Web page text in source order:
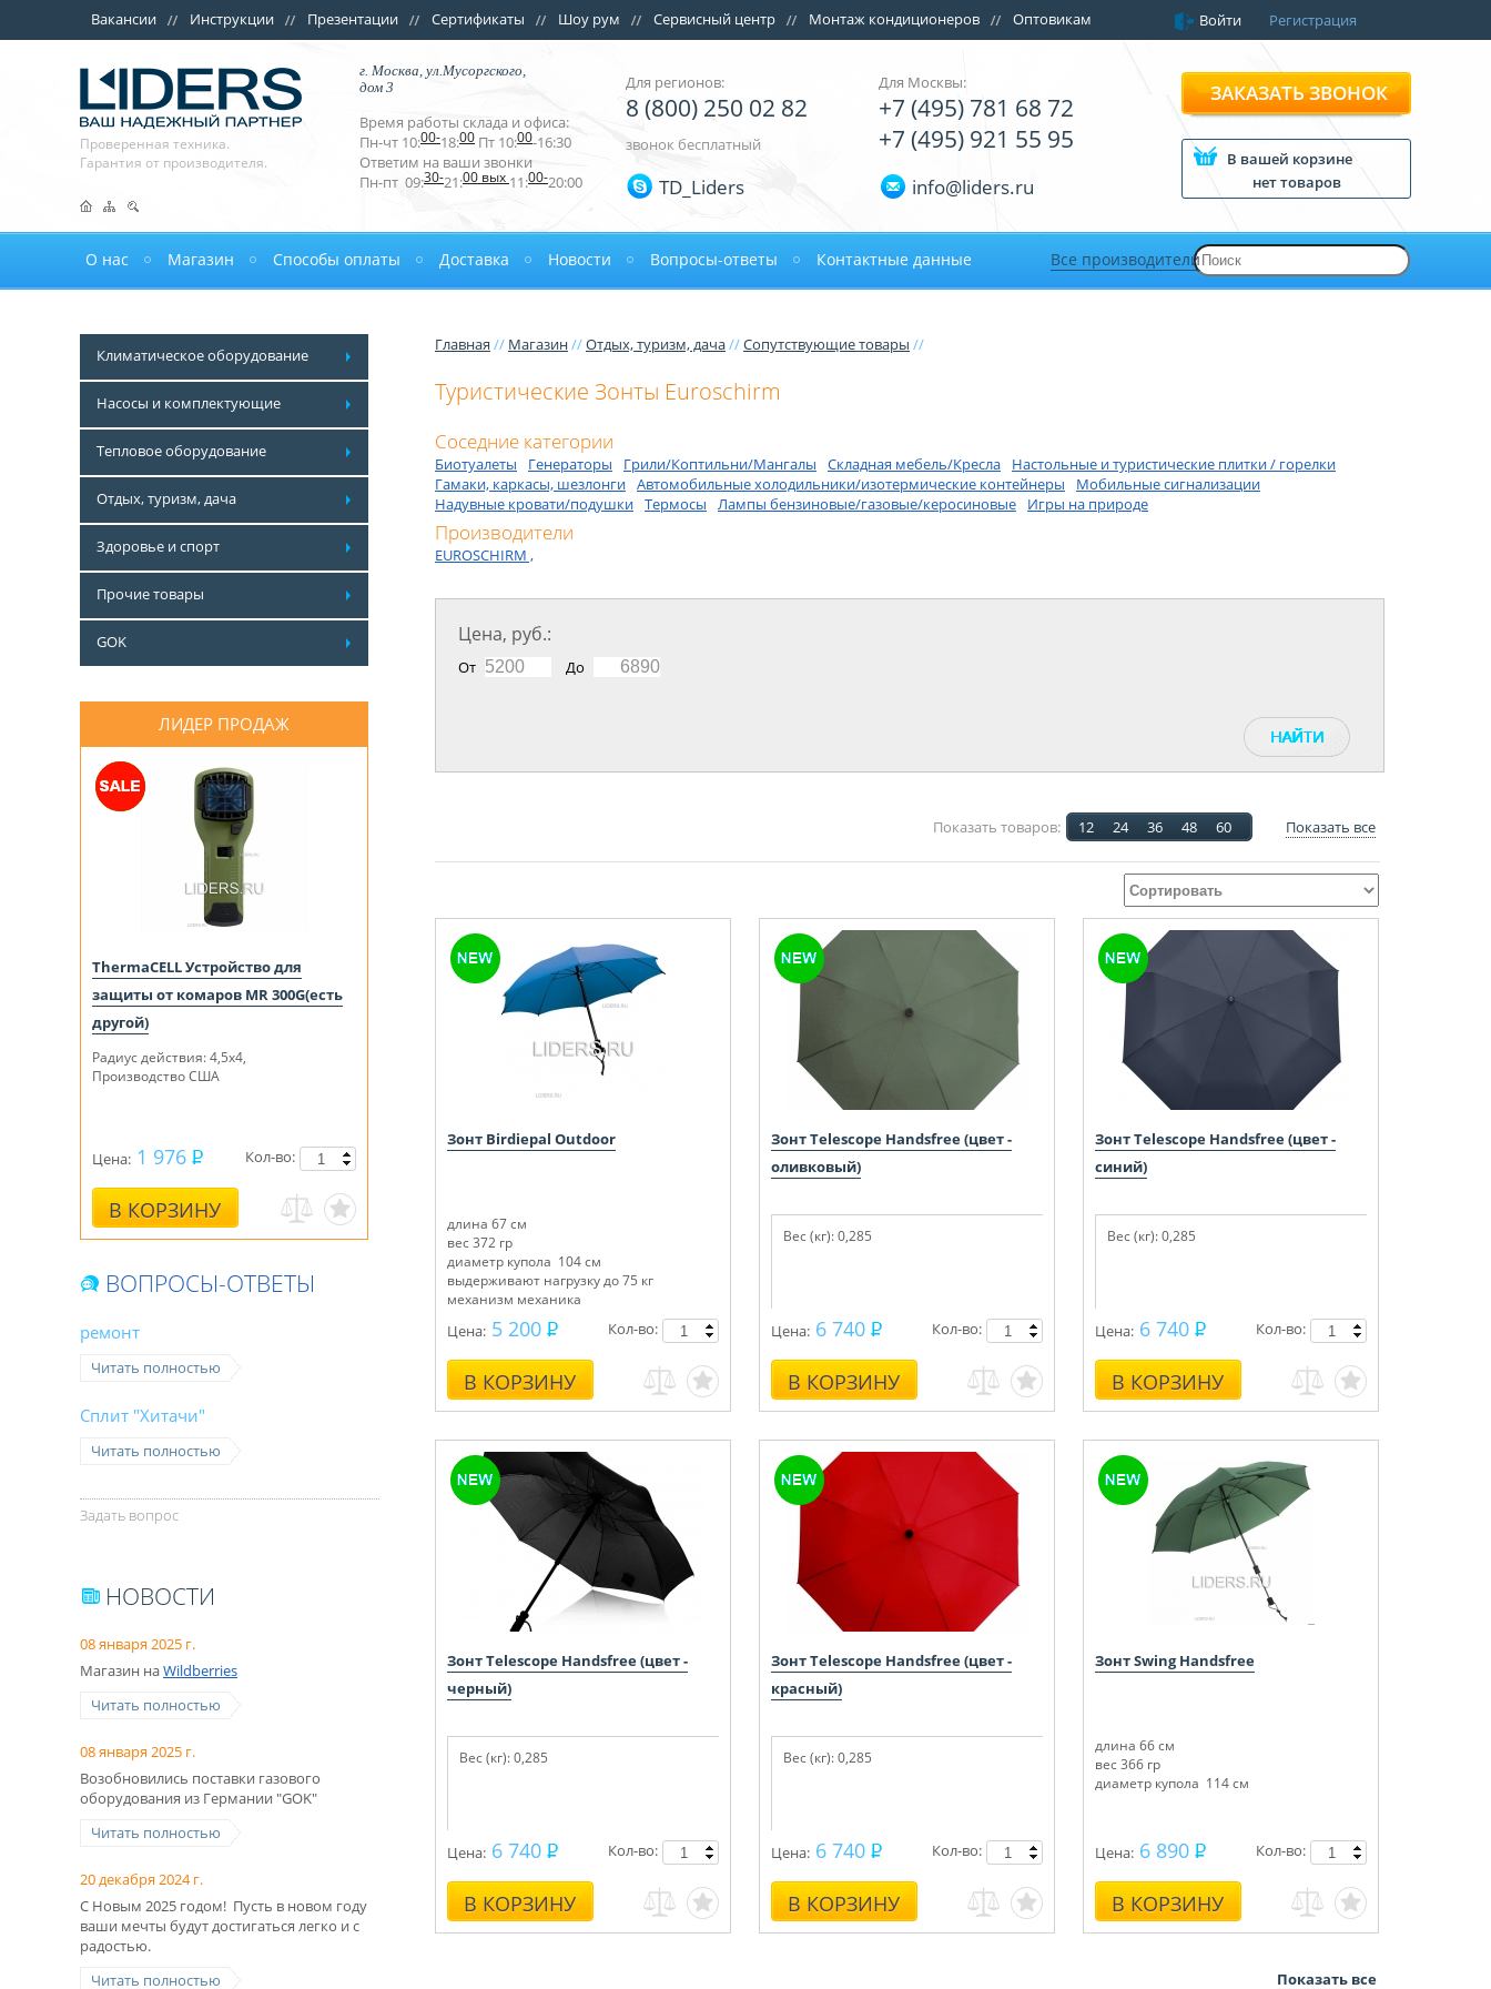
Вакансии Инструкции Презентации Сертификаты Шоу рум Сервисный центр Монтаж кондиционеров Оптовикам Войти Регистрация
Проверенная техника.
Гарантия от производителя.
г. Москва, ул.Мусоргского,
дом 3
Время работы склада и офиса:
Пн-чт 10:00-18:00 Пт 10:00-16:30
Ответим на ваши звонки
Пн-пт 09:30-21:00 вых 11:00-20:00
Для регионов:
8 (800) 250 02 82
звонок бесплатный
TD_Liders
Для Москвы:
+7 (495) 781 68 72
+7 (495) 921 55 95
info@liders.ru
ЗАКАЗАТЬ ЗВОНОК
В вашей корзине
нет товаров
О нас Магазин Способы оплаты Доставка Новости Вопросы-ответы Контактные данные Все производители
Климатическое оборудование
Насосы и комплектующие
Тепловое оборудование
Отдых, туризм, дача
Здоровье и спорт
Прочие товары
GOK
ЛИДЕР ПРОДАЖ
ThermaCELL Устройство для
защиты от комаров MR 300G(есть
другой)
Радиус действия: 4,5х4,
Производство США
Цена: 1 976
В КОРЗИНУ
Кол-во:
ВОПРОСЫ-ОТВЕТЫ
ремонт
Читать полностью
Сплит "Хитачи"
Читать полностью
Задать вопрос
НОВОСТИ
08 января 2025 г.
Магазин наWildberries
Читать полностью
08 января 2025 г.
Возобновились поставки газового
оборудования из Германии "GOK"
Читать полностью
20 декабря 2024 г.
С Новым 2025 годом! Пусть в новом году
ваши мечты будут достигаться легко и с
радостью.
Читать полностью
Главная // Магазин//Отдых, туризм, дача//Сопутствующие товары //
Туристические Зонты Euroschirm
Соседние категории
Биотуалеты Генераторы Грили/Коптильни/Мангалы Складная мебель/Кресла
Hастольные и туристические плитки / горелки
Гамаки, каркасы, шезлонги Автомобильные холодильники/изотермические контейнеры
Мобильные сигнализации
Надувные кровати/подушки Термосы Лампы бензиновые/газовые/керосиновые Игры на природе
Производители
EUROSCHIRM ,
Цена, руб.:
От До
Показать товаров: 12 24 36 48 60 Показать все
Зонт Birdiepal Outdoor
длина 67 см
вес 372 гр
диаметр купола 104 см
выдерживают нагрузку до 75 кг
механизм механика
Цена: 5 200
В КОРЗИНУ
Кол-во:
Зонт Telescope Handsfree (цвет -
оливковый)
Вес (кг): 0,285
Диаметр купола (см): 110
Цена: 6 740
В КОРЗИНУ
Кол-во:
Зонт Telescope Handsfree (цвет -
синий)
Вес (кг): 0,285
Диаметр купола (см): 110
Цена: 6 740
В КОРЗИНУ
Кол-во:
Зонт Telescope Handsfree (цвет -
черный)
Вес (кг): 0,285
Цена: 6 740
В КОРЗИНУ
Кол-во:
Зонт Telescope Handsfree (цвет -
красный)
Вес (кг): 0,285
Цена: 6 740
В КОРЗИНУ
Кол-во:
Зонт Swing Handsfree
длина 66 см
вес 366 гр
диаметр купола 114 см
Цена: 6 890
В КОРЗИНУ
Кол-во:
Показать все